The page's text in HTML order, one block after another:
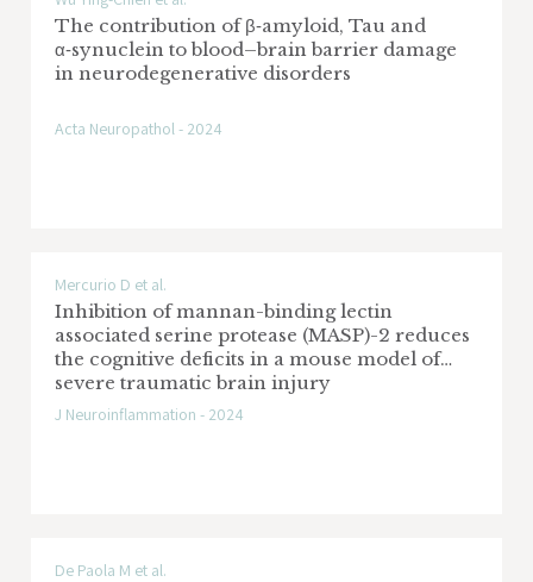
The contribution of β‑amyloid, Tau and
α‑synuclein to blood–brain barrier damage
in neurodegenerative disorders
Acta Neuropathol - 2024
Mercurio D et al.
Inhibition of mannan-binding lectin
associated serine protease (MASP)-2 reduces
the cognitive deficits in a mouse model of
severe traumatic brain injury
J Neuroinflammation - 2024
De Paola M et al.